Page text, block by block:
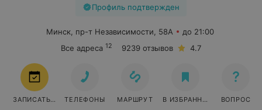
Профиль подтвержден
Минск, пр-т Независимости, 58А
до 21:00
Все адреса 12 9239 отзывов 4.7
ЗАПИСАТЬСЯ ТЕЛЕФОНЫ МАРШРУТ В ИЗБРАННОЕ ВОПРОС